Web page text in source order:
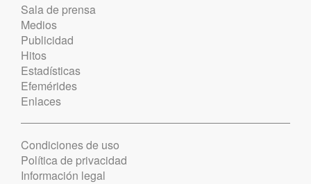
Sala de prensa
Medios
Publicidad
Hitos
Estadísticas
Efemérides
Enlaces
Condiciones de uso
Política de privacidad
Información legal